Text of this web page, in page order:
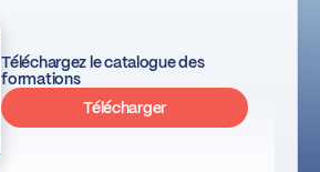
Téléchargez le catalogue des
formations
Télécharger